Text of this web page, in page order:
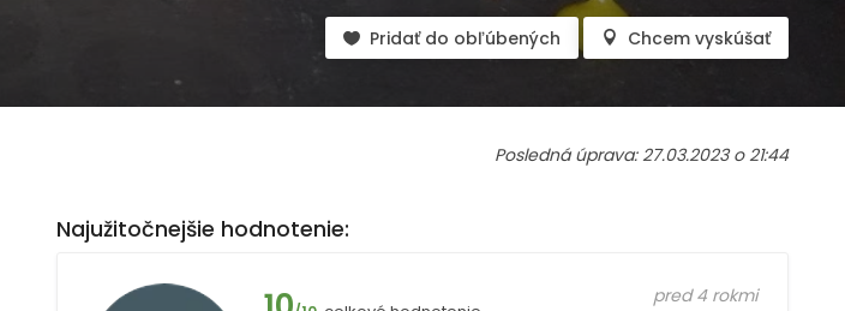
Pridať do obľúbených Chcem vyskúšať
Posledná úprava: 27.03.2023 o 21:44
Najužitočnejšie hodnotenie:
pred 4 rokmi